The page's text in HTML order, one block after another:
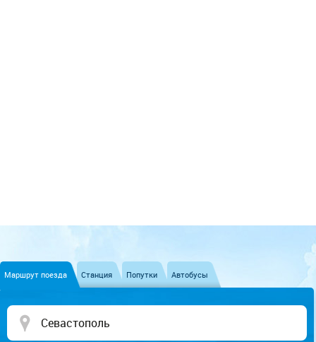
Маршрут поезда Станция Попутки Автобусы